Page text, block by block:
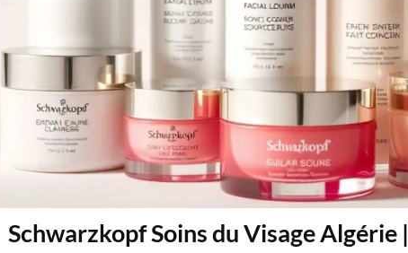
Schwarzkopf Soins du Visage Algérie |